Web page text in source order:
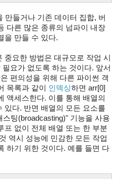
만들거나 기존 데이터 집합, 버
다른 많은 종류의 넘파이 내장
을 만들 수 있다.
중요한 방법은 대규모로 작업 시
요가 없도록 하는 것이다. 앞서
편의성을 위해 다른 파이썬 객
목록과 같이 인덱싱하면 arr[0]
액세스한다. 이를 통해 배열의
있다. 반면 배열의 모든 요소를
팅(broadcasting)" 기능을 사용
프 없이 전체 배열 또는 한 부분
역시 성능에 민감한 모든 작업
하기 위한 것이다. 예를 들면 다